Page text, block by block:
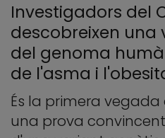
Investigadors del
descobreixen
del genoma
de l'asma i
És la primera
una prova